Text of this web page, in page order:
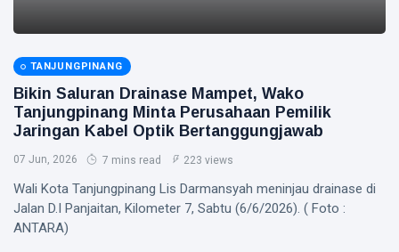
TANJUNGPINANG
Bikin Saluran Drainase Mampet, Wako
Tanjungpinang Minta Perusahaan Pemilik
Jaringan Kabel Optik Bertanggungjawab
07 Jun, 2026 7 mins read 223 views
Wali Kota Tanjungpinang Lis Darmansyah meninjau drainase di
Jalan D.I Panjaitan, Kilometer 7, Sabtu (6/6/2026). ( Foto :
ANTARA)